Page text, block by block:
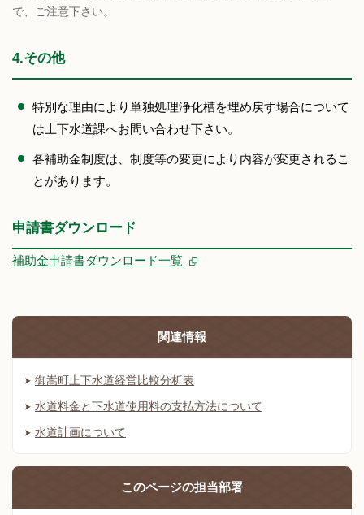
で、ご注意下さい。
4.その他
特別な理由により単独処理浄化槽を埋め戻す場合について
は上下水道課へお問い合わせ下さい。
各補助金制度は、制度等の変更により内容が変更されるこ
とがあります。
申請書ダウンロード
補助金申請書ダウンロード一覧
関連情報
御嵩町上下水道経営比較分析表
水道料金と下水道使用料の支払方法について
水道計画について
このページの担当部署